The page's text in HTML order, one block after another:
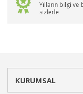
Yılların bilgi
sizlerle
KURUMSAL